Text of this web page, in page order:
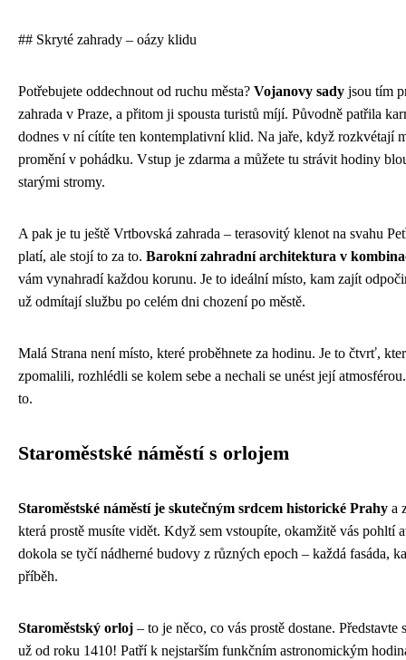
## Skryté zahrady – oázy klidu
Potřebujete oddechnout od ruchu města? Vojanovy sady jsou tím
zahrada v Praze, a přitom ji spousta turistů míjí. Původně patřila
dodnes v ní cítíte ten kontemplativní klid. Na jaře, když rozkvétají
promění v pohádku. Vstup je zdarma a můžete tu strávit hodiny
starými stromy.
A pak je tu ještě Vrtbovská zahrada – terasovitý klenot na svahu
platí, ale stojí to za to. Barokní zahradní architektura v
vám vynahradí každou korunu. Je to ideální místo, kam zajít
už odmítají službu po celém dni chození po městě.
Malá Strana není místo, které proběhnete za hodinu. Je to čtvrť,
zpomalili, rozhlédli se kolem sebe a nechali se unést její
to.
Staroměstské náměstí s orlojem
Staroměstské náměstí je skutečným srdcem historické Prahy a
která prostě musíte vidět. Když sem vstoupíte, okamžitě vás pohltí
dokola se tyčí nádherné budovy z různých epoch – každá fasáda,
příběh.
Staroměstský orloj – to je něco, co vás prostě dostane.
už od roku 1410! Patří k nejstarším funkčním astronomickým